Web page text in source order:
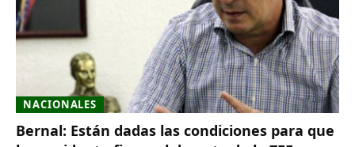
NACIONALES
Bernal: Están dadas las condiciones para que